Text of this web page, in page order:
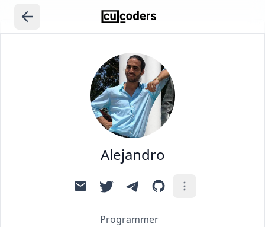
Alejandro
Programmer